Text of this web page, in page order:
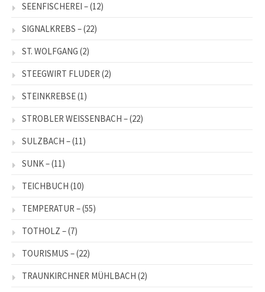
SEENFISCHEREI –(12)
SIGNALKREBS –(22)
ST. WOLFGANG (2)
STEEGWIRT FLUDER (2)
STEINKREBSE(1)
STROBLER WEISSENBACH –(22)
SULZBACH –(11)
SUNK –(11)
TEICHBUCH (10)
TEMPERATUR –(55)
TOTHOLZ –(7)
TOURISMUS –(22)
TRAUNKIRCHNER MÜHLBACH (2)